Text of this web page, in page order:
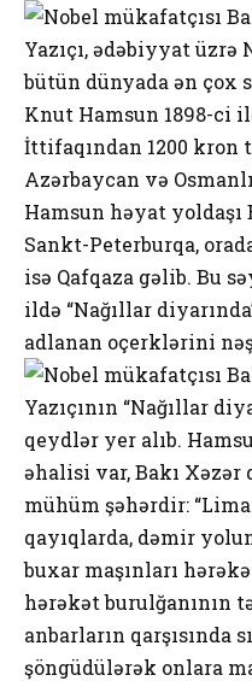
Yazıçı, ədəbiyyat üzrə
bütün dünyada ən
Knut Hamsun 1898-ci
İttifaqından 1200 kron
Azərbaycan və
Hamsun həyat
Sankt-Peterburqa,
isə Qafqaza gəlib. Bu
ildə “Nağıllar
adlanan oçerklərini
Yazıçının “Nağıllar
qeydlər yer alıb.
əhalisi var, Bakı
mühüm şəhərdir:
qayıqlarda, dəmir
buxar maşınları
hərəkət burulğanının
anbarların qarşısında
şöngüdülərək onlara